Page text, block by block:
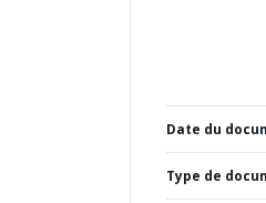
Date du
Type de